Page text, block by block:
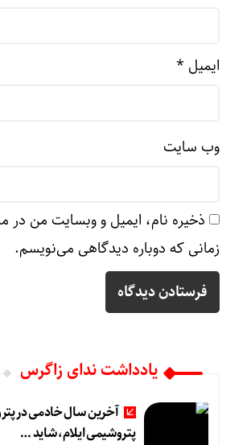
ایمیل *
وب‌ سایت
ذخیره نام، ایمیل و وبسایت من در
زمانی که دوباره دیدگاهی می‌نویسم.
یادداشت ندای زاگرس
آخرین سال خادمی در
پتروشیمی ایلام، شاید …